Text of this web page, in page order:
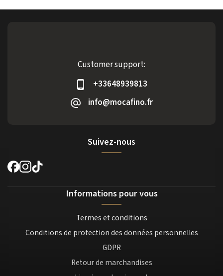
Customer support:
+33648939813
info@mocafino.fr
Suivez-nous
Informations pour vous
Termes et conditions
Conditions de protection des données personnelles
GDPR
Retour de marchandises